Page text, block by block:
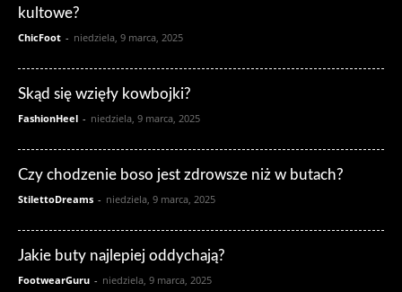
kultowe?
ChicFoot - niedziela, 9 marca, 2025
Skąd się wzięły kowbojki?
FashionHeel - niedziela, 9 marca, 2025
Czy chodzenie boso jest zdrowsze niż w butach?
StilettoDreams - niedziela, 9 marca, 2025
Jakie buty najlepiej oddychają?
FootwearGuru - niedziela, 9 marca, 2025